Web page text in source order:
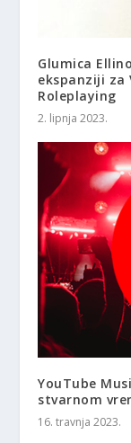
Glumica
ekspanziji za
Roleplaying
2. lipnja 2023.
YouTube
stvarnom
16. travnja 2023.